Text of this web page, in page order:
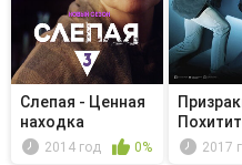
Слепая - Ценная
находка
2014 год 0% 2017